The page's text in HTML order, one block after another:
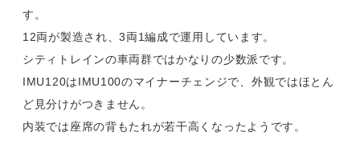
す。
12両が製造され、3両1編成で運用しています。
シティトレインの車両群ではかなりの少数派です。
IMU120はIMU100のマイナーチェンジで、外観ではほとん
ど見分けがつきません。
内装では座席の背もたれが若干高くなったようです。